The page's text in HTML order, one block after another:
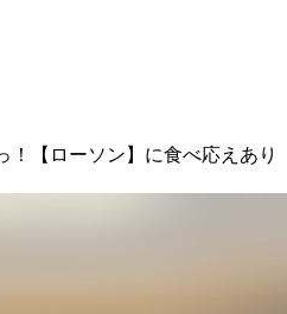
！【ローソン】に食べ応えあり